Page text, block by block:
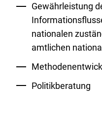
Gewährleistung
nationalen
amtlichen
Politikberatung